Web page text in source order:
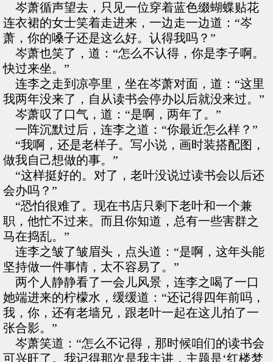
岑萧循声望去，只见一位穿着蓝色缀蝴蝶贴花
连衣裙的女士笑着走进来，一边走一边道：“岑
萧，你的嗓子还是这么好。认得我吗？”
岑萧也笑了，道：“怎么不认得，你是李子啊。
快过来坐。”
连李之走到凉亭里，坐在岑萧对面，道：“这里
我两年没来了，自从读书会停办以后就没来过。”
岑萧叹了口气，道：“是啊，两年了。”
一阵沉默过后，连李之道：“你最近怎么样？”
“我啊，还是老样子。写小说，画时装搭配图，
做我自己想做的事。”
“这样挺好的。对了，老叶没说过读书会以后还
会办吗？”
“恐怕很难了。现在书店只剩下老叶和一个兼
职，他忙不过来。而且你知道，总有一些害群之
马在捣乱。”
连李之皱了皱眉头，点头道：“是啊，这年头能
坚持做一件事情，太不容易了。”
两个人静静看了一会儿风景，连李之喝了一口
她端进来的柠檬水，缓缓道：“还记得四年前吗，
我，你，还有老墙兄，跟老叶一起在这儿拍了一
张合影。”
岑萧笑道：“怎么不记得，那时候咱们的读书会
可兴旺了。我记得那次是我主讲，主题是‘红楼梦